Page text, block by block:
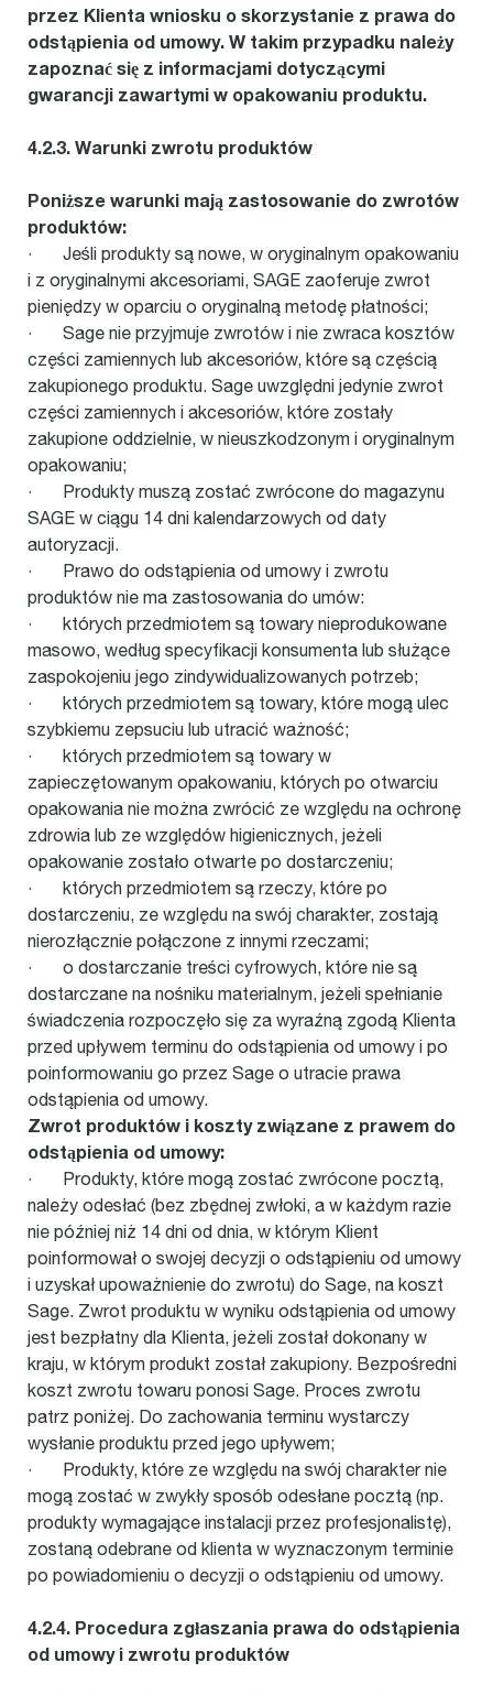
przez Klienta wniosku o skorzystanie z prawa do
odstąpienia od umowy. W takim przypadku należy
zapoznać się z informacjami dotyczącymi
gwarancji zawartymi w opakowaniu produktu.
4.2.3. Warunki zwrotu produktów
Poniższe warunki mają zastosowanie do zwrotów
produktów:
· Jeśli produkty są nowe, w oryginalnym opakowaniu
i z oryginalnymi akcesoriami, SAGE zaoferuje zwrot
pieniędzy w oparciu o oryginalną metodę płatności;
· Sage nie przyjmuje zwrotów i nie zwraca kosztów
części zamiennych lub akcesoriów, które są częścią
zakupionego produktu. Sage uwzględni jedynie zwrot
części zamiennych i akcesoriów, które zostały
zakupione oddzielnie, w nieuszkodzonym i oryginalnym
opakowaniu;
· Produkty muszą zostać zwrócone do magazynu
SAGE w ciągu 14 dni kalendarzowych od daty
autoryzacji.
· Prawo do odstąpienia od umowy i zwrotu
produktów nie ma zastosowania do umów:
· których przedmiotem są towary nieprodukowane
masowo, według specyfikacji konsumenta lub służące
zaspokojeniu jego zindywidualizowanych potrzeb;
· których przedmiotem są towary, które mogą ulec
szybkiemu zepsuciu lub utracić ważność;
· których przedmiotem są towary w
zapieczętowanym opakowaniu, których po otwarciu
opakowania nie można zwrócić ze względu na ochronę
zdrowia lub ze względów higienicznych, jeżeli
opakowanie zostało otwarte po dostarczeniu;
· których przedmiotem są rzeczy, które po
dostarczeniu, ze względu na swój charakter, zostają
nierozłącznie połączone z innymi rzeczami;
· o dostarczanie treści cyfrowych, które nie są
dostarczane na nośniku materialnym, jeżeli spełnianie
świadczenia rozpoczęło się za wyraźną zgodą Klienta
przed upływem terminu do odstąpienia od umowy i po
poinformowaniu go przez Sage o utracie prawa
odstąpienia od umowy.
Zwrot produktów i koszty związane z prawem do
odstąpienia od umowy:
· Produkty, które mogą zostać zwrócone pocztą,
należy odesłać (bez zbędnej zwłoki, a w każdym razie
nie później niż 14 dni od dnia, w którym Klient
poinformował o swojej decyzji o odstąpieniu od umowy
i uzyskał upoważnienie do zwrotu) do Sage, na koszt
Sage. Zwrot produktu w wyniku odstąpienia od umowy
jest bezpłatny dla Klienta, jeżeli został dokonany w
kraju, w którym produkt został zakupiony. Bezpośredni
koszt zwrotu towaru ponosi Sage. Proces zwrotu
patrz poniżej. Do zachowania terminu wystarczy
wysłanie produktu przed jego upływem;
· Produkty, które ze względu na swój charakter nie
mogą zostać w zwykły sposób odesłane pocztą (np.
produkty wymagające instalacji przez profesjonalistę),
zostaną odebrane od klienta w wyznaczonym terminie
po powiadomieniu o decyzji o odstąpieniu od umowy.
4.2.4. Procedura zgłaszania prawa do odstąpienia
od umowy i zwrotu produktów